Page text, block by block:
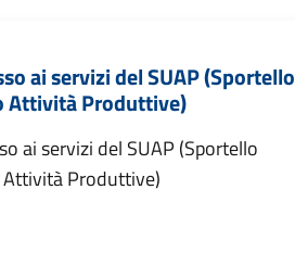
ai servizi del SUAP (Sportello
Attività Produttive)
ai servizi del SUAP (Sportello
Produttive)